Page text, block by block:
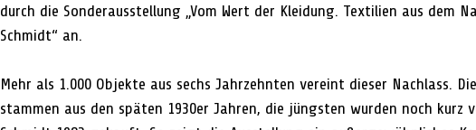
durch die Sonderausstellung „Vom Wert der Kleidung. Textilien aus dem
Schmidt“ an.
Mehr als 1.000 Objekte aus sechs Jahrzehnten vereint dieser Nachlass.
stammen aus den späten 1930er Jahren, die jüngsten wurden noch kurz